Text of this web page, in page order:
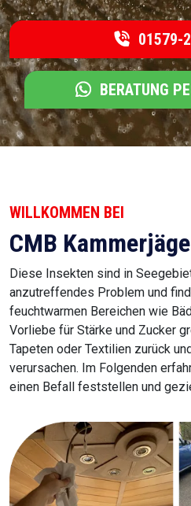
01579-
BERATUNG
WILLKOMMEN BEI
CMB
Diese Insekten sind in
anzutreffendes Problem und
feuchtwarmen Bereichen wie
Vorliebe für Stärke und Zucker
Tapeten oder Textilien zurück
verursachen. Im Folgenden
einen Befall feststellen und